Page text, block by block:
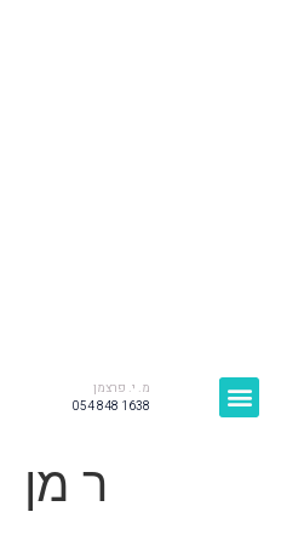
מ. י. פרצמן
054 848 1638
ר מן